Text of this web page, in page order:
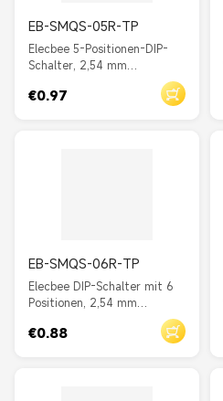
EB-SMQS-05R-TP
Elecbee 5-Positionen-DIP-
Schalter, 2,54 mm
Rastermaß, Durchgangsloch,
gerader Schieber, Rot
€0.97
EB-SMQS-06R-TP
Elecbee DIP-Schalter mit 6
Positionen, 2,54 mm
Rastermaß, Durchgangsloch,
gerader Schieber, Rot
€0.88